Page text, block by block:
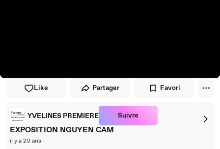
Like Partager Favori
YVELINES PREMIERE Suivre
EXPOSITION NGUYEN CAM
il y a 20 ans